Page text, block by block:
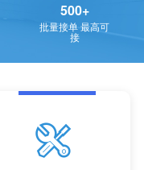
500+
批量接单 最高可
接